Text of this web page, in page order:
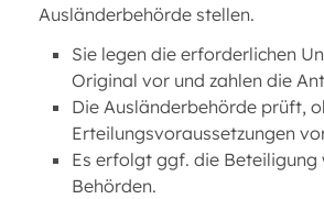
Ausländerbehörde stellen.
Sie legen die erforderlichen
Original vor und zahlen die
Die Ausländerbehörde prüft,
Erteilungsvoraussetzungen
Es erfolgt ggf. die Beteiligung
Behörden.